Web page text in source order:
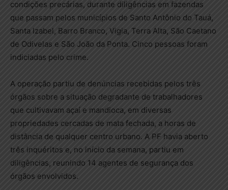
condições precárias, durante diligências em fazendas
que passam pelos municípios de Santo Antônio do Tauá,
Santa Izabel, Barro Branco, Vigia, Terra Alta, São Caetano
de Odivelas e São João da Ponta. Cinco pessoas foram
indiciadas pelo crime.
A operação partiu de denúncias recebidas pelos três
órgãos sobre a situação degradante de trabalhadores
que cultivavam açaí e mandioca, em diversas
propriedades cercadas de mata fechada, a horas de
distância de qualquer centro urbano. A PF havia aberto
três inquéritos e, no início da semana, partiu em
diligências, reunindo 14 agentes de segurança dos
órgãos envolvidos.